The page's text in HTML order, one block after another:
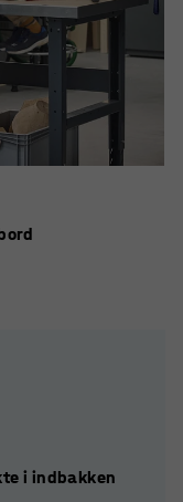
i indbakken